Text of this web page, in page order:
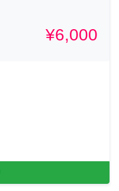
¥6,000